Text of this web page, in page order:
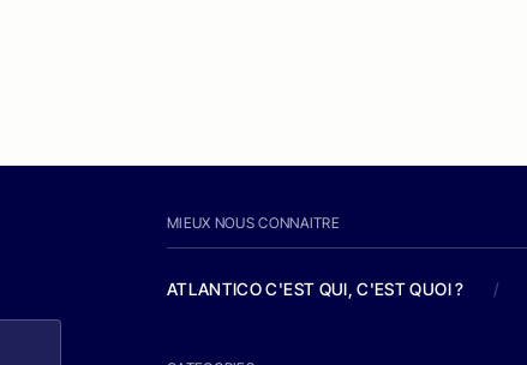
MIEUX NOUS CONNAITRE
ATLANTICO C'EST QUI, C'EST QUOI ? /